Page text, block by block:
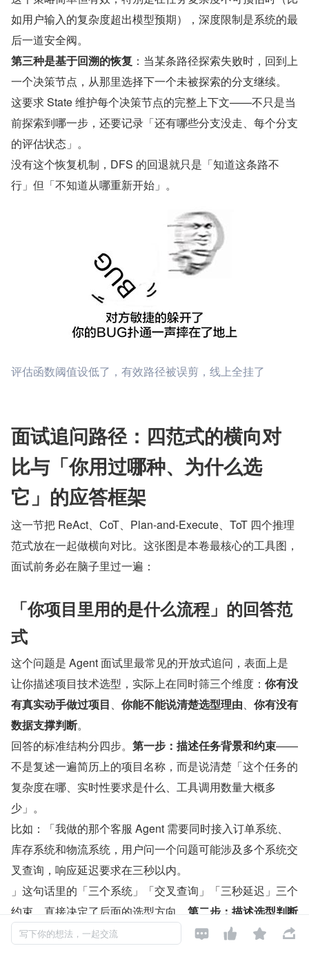
如用户输入的复杂度超出模型预期），深度限制是系统的最
后一道安全阀。
第三种是基于回溯的恢复 ：当某条路径探索失败时，回到上
一个决策节点，从那里选择下一个未被探索的分支继续。
这要求 State 维护每个决策节点的完整上下文——不只是当
前探索到哪一步，还要记录「还有哪些分支没走、每个分支
的评估状态」。
没有这个恢复机制，DFS 的回退就只是「知道这条路不
行」但「不知道从哪重新开始」。
评估函数阈值设低了，有效路径被误剪，线上全挂了
面试追问路径：四范式的横向对
比与「你用过哪种、为什么选
它」的应答框架
这一节把 ReAct、CoT、Plan-and-Execute、ToT 四个推理
范式放在一起做横向对比。这张图是本卷最核心的工具图，
面试前务必在脑子里过一遍：
「你项目里用的是什么流程」的回答范
式
这个问题是 Agent 面试里最常见的开放式追问，表面上是
让你描述项目技术选型，实际上在同时筛三个维度： 你有没
有真实动手做过项目、 你能不能说清楚选型理由、 你有没有
数据支撑判断。
回答的标准结构分四步。 第一步：描述任务背景和约束——
不是复述一遍简历上的项目名称，而是说清楚「这个任务的
复杂度在哪、实时性要求是什么、工具调用数量大概多
少」。
比如：「我做的那个客服 Agent 需要同时接入订单系统、
库存系统和物流系统，用户问一个问题可能涉及多个系统交
叉查询，响应延迟要求在三秒以内。
」这句话里的「三个系统」「交叉查询」「三秒延迟」三个
约束，直接决定了后面的选型方向。 第二步：描述选型判断
过程——评估过哪些备选方案、为什么最终排除、为什么选
写下你的想法，一起交流    